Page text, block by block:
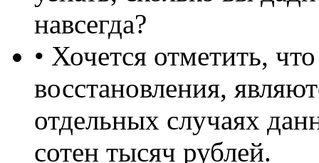
навсегда?
• Хочется отметить,
восстановления,
отдельных случаях
сотен тысяч рублей.